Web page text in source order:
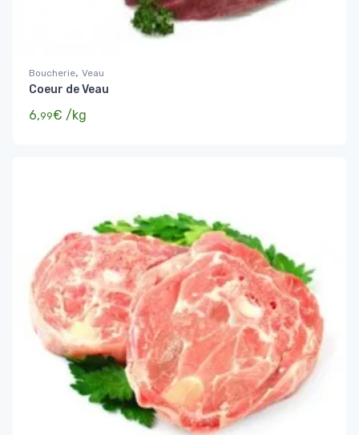
Boucherie, Veau
Coeur de Veau
6,99€ /kg